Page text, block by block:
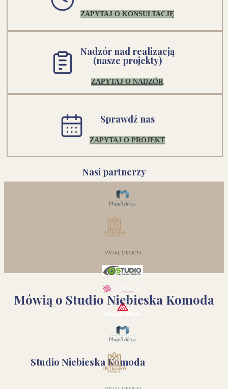
ZAPYTAJ O KONSULTACJĘ
Nadzór nad realizacją
(nasze projekty)
ZAPYTAJ O NADZÓR
Sprawdź nas
ZAPYTAJ O PROJEKT
Nasi partnerzy
Mówią o Studio Niebieska Komoda
Studio Niebieska Komoda